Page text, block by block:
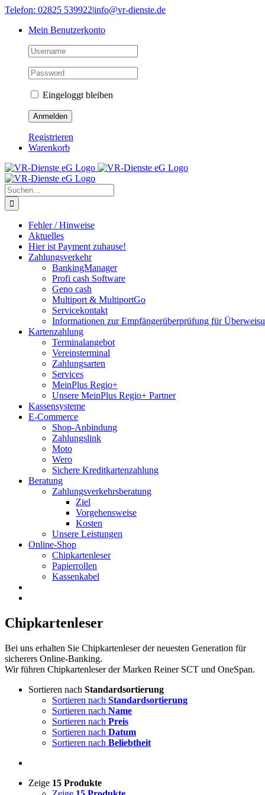
Skip
content
Telefon: 02825 539922|info@vr-dienste.de
Mein Benutzerkonto
Eingeloggt bleiben
Registrieren
Warenkorb
Suche
nach:
Fehler / Hinweise
Aktuelles
Hier ist Payment zuhause!
Zahlungsverkehr
BankingManager
Profi cash Software
Geno cash
Multiport & MultiportGo
Servicekontakt
Informationen zur Empfängerüberprüfung für
Kartenzahlung
Terminalangebot
Vereinsterminal
Zahlungsarten
Services
MeinPlus Regio+
Unsere MeinPlus Regio+ Partner
Kassensysteme
E-Commerce
Shop-Anbindung
Zahlungslink
Moto
Wero
Sichere Kreditkartenzahlung
Beratung
Zahlungsverkehrsberatung
Ziel
Vorgehensweise
Kosten
Unsere Leistungen
Online-Shop
Chipkartenleser
Papierrollen
Kassenkabel
Chipkartenleser
Bei uns erhalten Sie Chipkartenleser der neuesten Generation für
sicherers Online-Banking.
Wir führen Chipkartenleser der Marken Reiner SCT und OneSpan.
Sortieren nach Standardsortierung
Sortieren nach Standardsortierung
Sortieren nach Name
Sortieren nach Preis
Sortieren nach Datum
Sortieren nach Beliebtheit
Zeige 15 Produkte